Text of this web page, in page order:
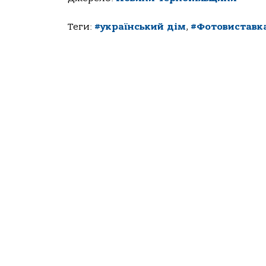
Теги: #український дім,